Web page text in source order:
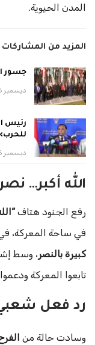
المدن الحيوية.
المزيد من المشاركات
جسور
ديسمبر 26, 2025
رئيس
ديسمبر 26, 2025
الله أكبر…
رفع الجنود هتاف
في ساحة المعركة،
كبيرة بالنصر ، وسط
تابعوا المعركة
رد فعل
وسادت حالة من